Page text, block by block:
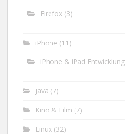
Firefox (3)
iPhone (11)
iPhone & iPad Entwicklung
Java (7)
Kino & Film (7)
Linux (32)